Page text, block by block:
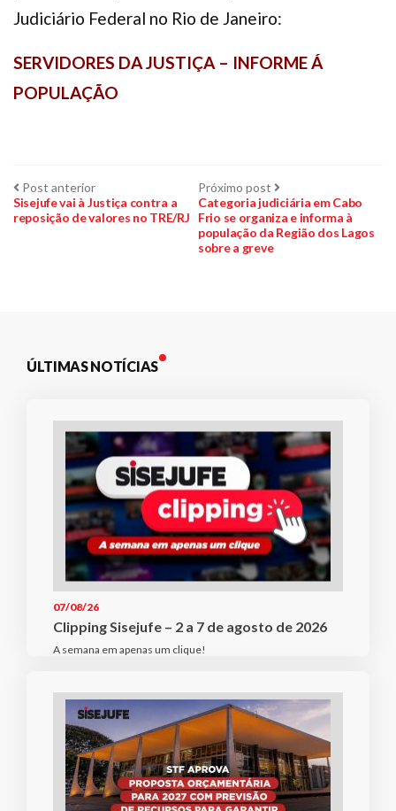
Judiciário Federal no Rio de Janeiro:
SERVIDORES DA JUSTIÇA – INFORME Á
POPULAÇÃO
Navegação
de
Post anteriorPost
anterior:
Sisejufe vai à Justiça contra a
reposição de valores no TRE/RJ
Próximo post Próximo
post:
Categoria judiciária em Cabo
Frio se organiza e informa à
população da Região dos Lagos
sobre a greve
ÚLTIMAS NOTÍCIAS
07/08/26
Clipping Sisejufe – 2 a 7 de agosto de 2026
A semana em apenas um clique!